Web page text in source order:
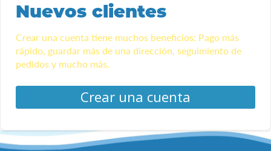
Nuevos clientes
Crear una cuenta tiene muchos beneficios: Pago más
rápido, guardar más de una dirección, seguimiento de
pedidos y mucho más.
Crear una cuenta